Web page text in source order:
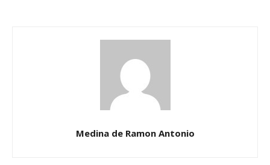
Medina de Ramon Antonio